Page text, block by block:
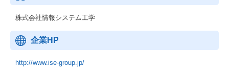
株式会社情報システム工学
企業HP
http://www.ise-group.jp/